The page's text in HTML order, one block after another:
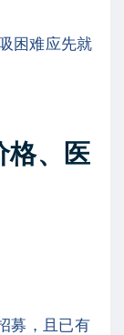
困难应先就
格、医
募，且已有